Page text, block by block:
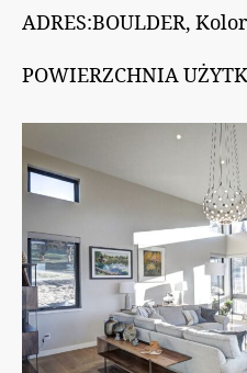
ADRES:BOULDER,
POWIERZCHNIA